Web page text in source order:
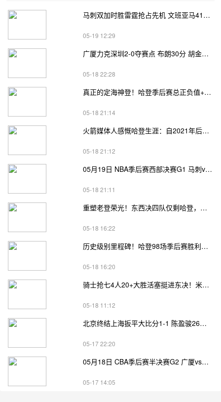
马刺双加时胜雷霆抢占先机 文班亚马41+24 哈珀24+11 亚历山大24+12
05-19 12:29
广厦力克深圳2-0夺赛点 布朗30分 胡金秋17+8 贺希宁18分
05-18 22:28
真正的定海神登！哈登季后赛总正负值+62、次轮+32，双数据领跑骑士全队
05-18 21:14
火箭媒体人感慨哈登生涯：自2021年后，终于体验躺赢晋级滋味
05-18 21:12
05月19日 NBA季后赛西部决赛G1 马刺vs雷霆直播前瞻分析
05-18 21:11
重塑老登荣光！东西决四队仅剩哈登，高龄坚守续写传奇
05-18 16:22
历史级别里程碑！哈登98场季后赛胜利，追平马龙并列无冠球员历史第一
05-18 16:20
骑士抢七4人20+大胜活塞挺进东决！米切尔26+7 阿伦23分 梅里尔23分 詹金斯17分
05-18 11:12
北京终结上海扳平大比分1-1 陈盈骏26分 杰曼22分 古德温32分
05-17 22:20
05月18日 CBA季后赛半决赛G2 广厦vs深圳直播前瞻分析
05-17 14:05